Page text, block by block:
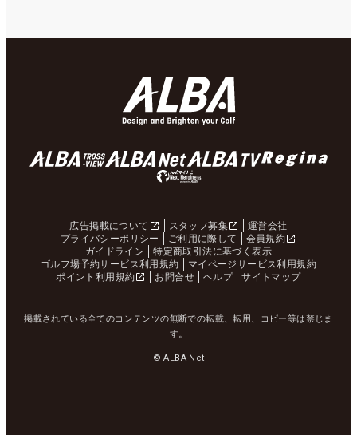
広告掲載について スタッフ募集
運営会社
プライバシーポリシー
ご利用に際して
会員規約
ガイドライン
特定商取引法に基づく表示
ゴルフ場予約サービス利用規約
マイページサービス利用規約
ポイント利用規約
お問合せ ヘルプ サイトマップ
掲載されている全てのコンテンツの無断での転載、転用、コピー等は禁じま
す。
© ALBA Net